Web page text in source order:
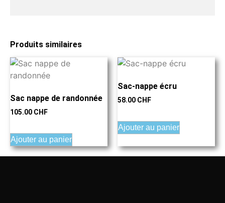
Produits similaires
Sac nappe de randonnée
105.00 CHF
Ajouter au panier
Sac-nappe écru
58.00 CHF
Ajouter au panier